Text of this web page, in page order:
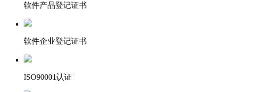
软件产品登记证书
软件企业登记证书
ISO90001认证